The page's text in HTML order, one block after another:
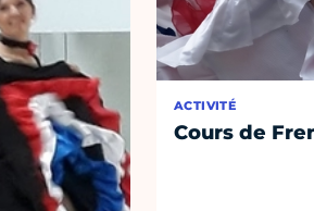
ACTIVITÉ
Cours de